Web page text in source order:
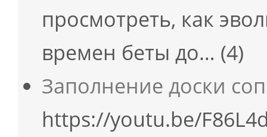
просмотреть, как
времен беты до… (4)
Заполнение доски
https://youtu.be/